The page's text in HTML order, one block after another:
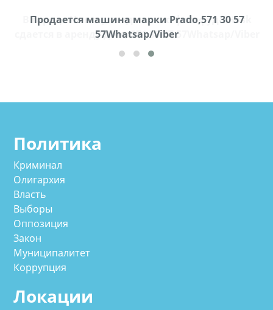
Продается машина марки Prado,571 30 57
57Whatsap/Viber
Политика
Криминал
Олигархия
Власть
Выборы
Оппозиция
Закон
Муниципалитет
Коррупция
Локации